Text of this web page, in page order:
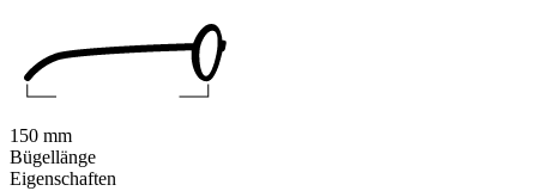
Eigenschaften
150 mm
Bügellänge